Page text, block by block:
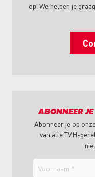
op. We helpen je
ABONNEER
Abonneer je op
van alle TVH-